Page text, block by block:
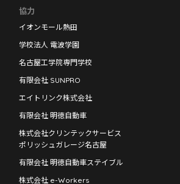
協力
イオンモール熱田
学校法人 電波学園
名古屋工学院専門学校
有限会社 SUNPRO
エイトリンク株式会社
有限会社 明徳自動車
株式会社クリンテックサービス
ポリッシュガレージ名古屋
有限会社 明徳自動車ステイブル
株式会社 e-Workers